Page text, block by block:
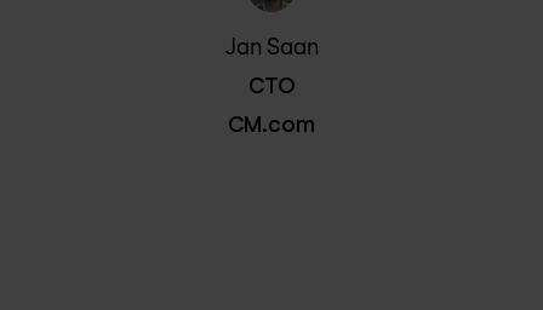
Jan Saan
CTO
CM.com